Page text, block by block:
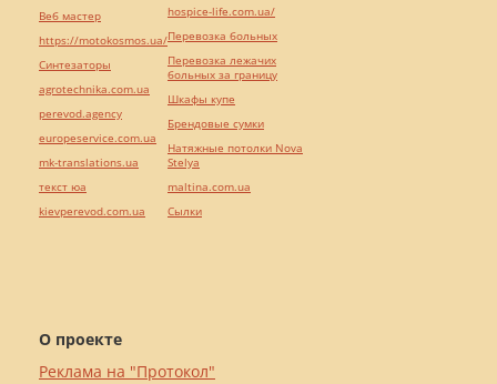
О проекте
Реклама на "Протокол"
Веб мастер
https://motokosmos.ua/
Синтезаторы
agrotechnika.com.ua
perevod.agency
europeservice.com.ua
mk-translations.ua
текст юа
kievperevod.com.ua
hospice-life.com.ua/
Перевозка больных
Перевозка лежачих
больных за границу
Шкафы купе
Брендовые сумки
Натяжные потолки Nova
Stelya
maltina.com.ua
Cылки